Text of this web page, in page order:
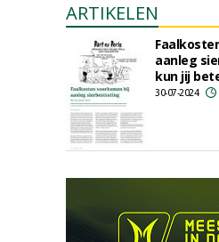
ARTIKELEN
aanleg
kun jij
30-07-2024